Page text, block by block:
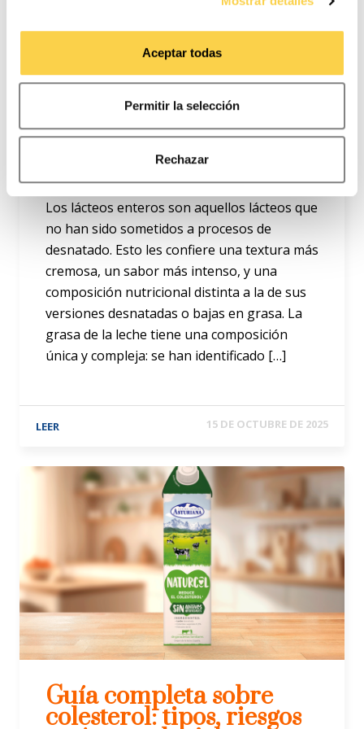
información. Puede aceptar todas las cookies,
rechazarlas o configurarlas en el siguiente panel.
Aceptar todas
Permitir la selección
Rechazar
¿Qué son los lácteos
enteros​?
Los lácteos enteros son aquellos lácteos que
no han sido sometidos a procesos de
desnatado. Esto les confiere una textura más
cremosa, un sabor más intenso, y una
composición nutricional distinta a la de sus
versiones desnatadas o bajas en grasa. La
grasa de la leche tiene una composición
única y compleja: se han identificado […]
LEER 15 DE OCTUBRE DE 2025
Guía completa sobre
colesterol: tipos, riesgos